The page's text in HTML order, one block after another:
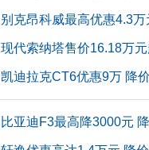
别克昂科威最高优惠4.3
现代索纳塔售价16.18万
凯迪拉克CT6优惠9万 降
比亚迪F3最高降3000元